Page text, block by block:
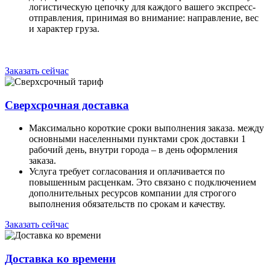
логистическую цепочку для каждого вашего экспресс-
отправления, принимая во внимание: направление, вес
и характер груза.
Заказать сейчас
Сверхсрочная доставка
Максимально короткие сроки выполнения заказа. между
основными населенными пунктами срок доставки 1
рабочий день, внутри города – в день оформления
заказа.
Услуга требует согласования и оплачивается по
повышенным расценкам. Это связано с подключением
дополнительных ресурсов компании для строгого
выполнения обязательств по срокам и качеству.
Заказать сейчас
Доставка ко времени